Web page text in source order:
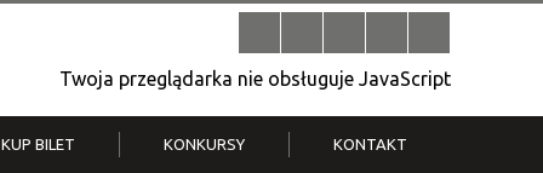
Twoja przeglądarka nie obsługuje JavaScript
KUP BILET KONKURSY KONTAKT